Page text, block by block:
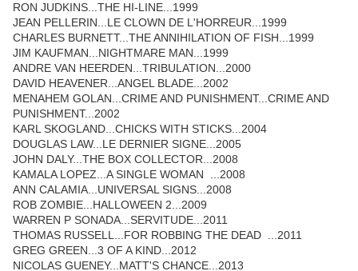
RON JUDKINS...THE HI-LINE...1999
JEAN PELLERIN...LE CLOWN DE L'HORREUR...1999
CHARLES BURNETT...THE ANNIHILATION OF FISH...1999
JIM KAUFMAN...NIGHTMARE MAN...1999
ANDRE VAN HEERDEN...TRIBULATION...2000
DAVID HEAVENER...ANGEL BLADE...2002
MENAHEM GOLAN...CRIME AND PUNISHMENT...CRIME AND
PUNISHMENT...2002
KARL SKOGLAND...CHICKS WITH STICKS...2004
DOUGLAS LAW...LE DERNIER SIGNE...2005
JOHN DALY...THE BOX COLLECTOR...2008
KAMALA LOPEZ...A SINGLE WOMAN ...2008
ANN CALAMIA...UNIVERSAL SIGNS...2008
ROB ZOMBIE...HALLOWEEN 2...2009
WARREN P SONADA...SERVITUDE...2011
THOMAS RUSSELL...FOR ROBBING THE DEAD ...2011
GREG GREEN...3 OF A KIND...2012
NICOLAS GUENEY...MATT'S CHANCE...2013